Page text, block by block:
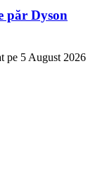
păr Dyson
pe 5 August 2026